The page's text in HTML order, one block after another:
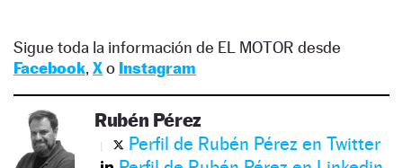
Sigue toda la información de EL MOTOR desde
Facebook, Xo Instagram
Rubén Pérez
Perfil de Rubén Pérez en Twitter